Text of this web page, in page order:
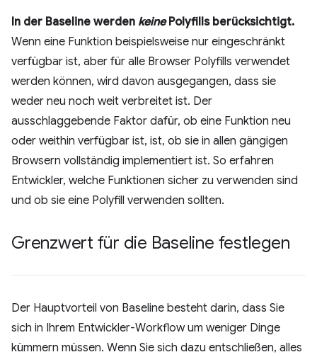
In der Baseline werden keinePolyfills berücksichtigt.
Wenn eine Funktion beispielsweise nur eingeschränkt
verfügbar ist, aber für alle Browser Polyfills verwendet
werden können, wird davon ausgegangen, dass sie
weder neu noch weit verbreitet ist. Der
ausschlaggebende Faktor dafür, ob eine Funktion neu
oder weithin verfügbar ist, ist, ob sie in allen gängigen
Browsern vollständig implementiert ist. So erfahren
Entwickler, welche Funktionen sicher zu verwenden sind
und ob sie eine Polyfill verwenden sollten.
Grenzwert für die Baseline festlegen
Der Hauptvorteil von Baseline besteht darin, dass Sie
sich in Ihrem Entwickler-Workflow um weniger Dinge
kümmern müssen. Wenn Sie sich dazu entschließen, alles